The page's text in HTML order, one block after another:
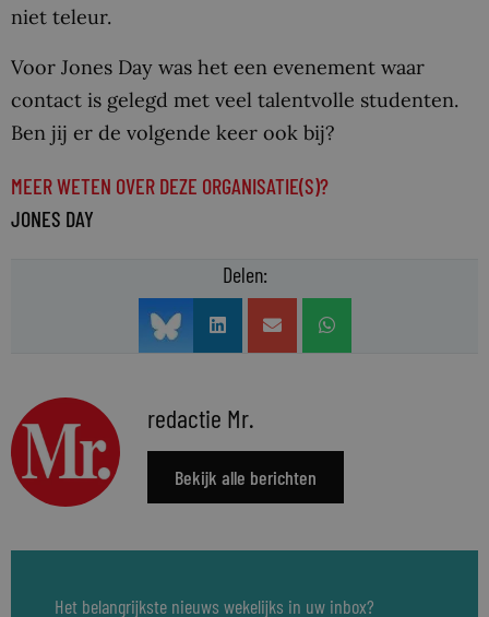
niet teleur.
Voor Jones Day was het een evenement waar
contact is gelegd met veel talentvolle studenten.
Ben jij er de volgende keer ook bij?
MEER WETEN OVER DEZE ORGANISATIE(S)?
JONES DAY
Delen:
redactie Mr.
Bekijk alle berichten
Het belangrijkste nieuws wekelijks in uw inbox?